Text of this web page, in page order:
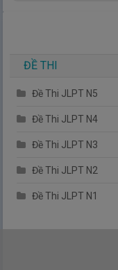
ĐỀ THI
Đề Thi JLPT N5
Đề Thi JLPT N4
Đề Thi JLPT N3
Đề Thi JLPT N2
Đề Thi JLPT N1